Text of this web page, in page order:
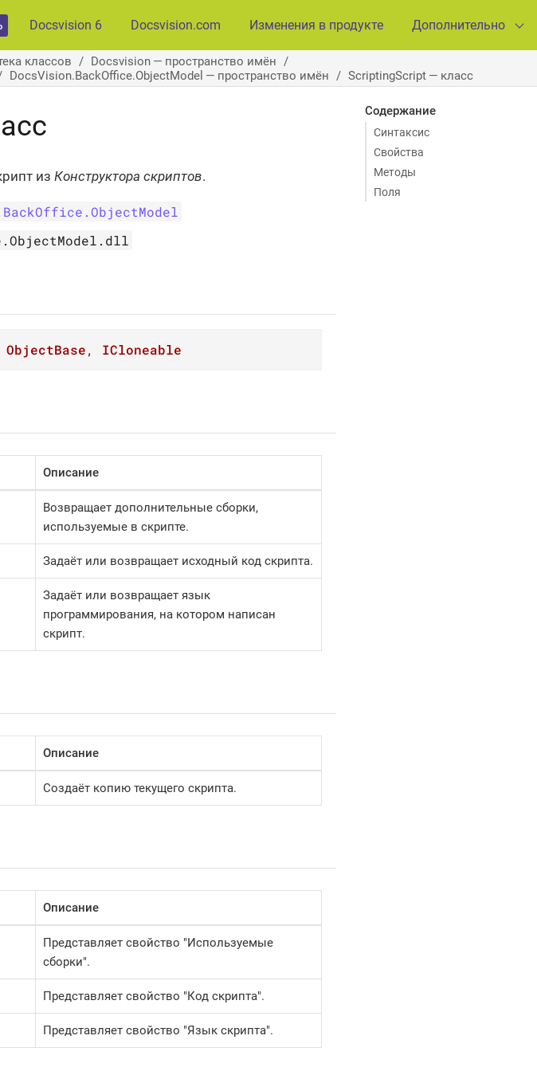
Docsvision 6 Docsvision.com Изменения в продукте Дополнительно
классов
Docsvision — пространство имён
DocsVision.BackOffice.ObjectModel — пространство имён ScriptingScript — класс
Содержание
Синтаксис
Свойства
Методы
Поля
из Конструктора скриптов.
ObjectBase, ICloneable
Описание
Возвращает дополнительные сборки,
используемые в скрипте.
Задаёт или возвращает исходный код скрипта.
Задаёт или возвращает язык
программирования, на котором написан
скрипт.
Описание
Создаёт копию текущего скрипта.
Описание
Представляет свойство "Используемые
сборки".
Представляет свойство "Код скрипта".
Представляет свойство "Язык скрипта".